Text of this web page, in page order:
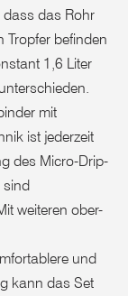
dass das Rohr
Tropfer befinden
1,6 Liter
mit
ist jederzeit
des Micro-Drip-
sind
weiteren ober-
und
kann das Set